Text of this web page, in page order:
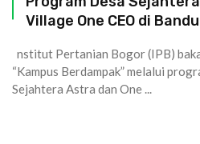
Village One CEO di
nstitut Pertanian Bogor (IPB)
“Kampus Berdampak” melalui
Sejahtera Astra dan One ...